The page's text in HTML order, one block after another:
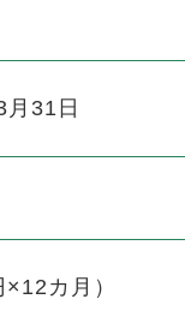
31日
カ月）